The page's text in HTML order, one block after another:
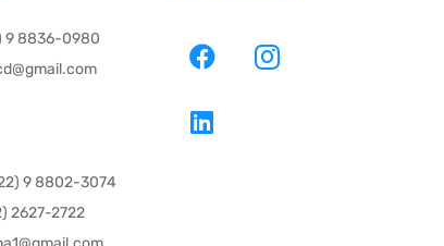
9 8836-0980
9 8802-3074
2627-2722